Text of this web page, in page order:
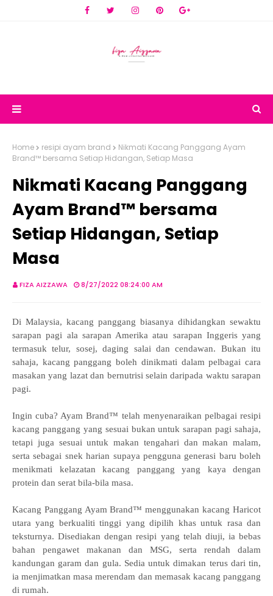
Home resipi ayam brand
Nikmati Kacang Panggang Ayam
Brand™ bersama Setiap Hidangan, Setiap Masa
Nikmati Kacang Panggang
Ayam Brand™ bersama
Setiap Hidangan, Setiap
Masa
FIZA AIZZAWA 8/27/2022 08:24:00 AM
Di Malaysia, kacang panggang biasanya dihidangkan sewaktu
sarapan pagi ala sarapan Amerika atau sarapan Inggeris yang
termasuk telur, sosej, daging salai dan cendawan. Bukan itu
sahaja, kacang panggang boleh dinikmati dalam pelbagai cara
masakan yang lazat dan bernutrisi selain daripada waktu sarapan
pagi.
Ingin cuba? Ayam Brand™ telah menyenaraikan pelbagai resipi
kacang panggang yang sesuai bukan untuk sarapan pagi sahaja,
tetapi juga sesuai untuk makan tengahari dan makan malam,
serta sebagai snek harian supaya pengguna generasi baru boleh
menikmati kelazatan kacang panggang yang kaya dengan
protein dan serat bila-bila masa.
Kacang Panggang Ayam Brand™ menggunakan kacang Haricot
utara yang berkualiti tinggi yang dipilih khas untuk rasa dan
teksturnya. Disediakan dengan resipi yang telah diuji, ia bebas
bahan pengawet makanan dan MSG, serta rendah dalam
kandungan garam dan gula. Sedia untuk dimakan terus dari tin,
ia menjimatkan masa merendam dan memasak kacang panggang
di rumah.